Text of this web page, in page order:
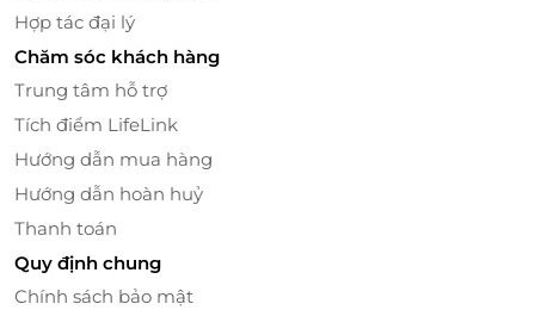
Các mẫu thiết kế của MARC Fashion luôn mang đậm
phong cách phóng khoáng và tự do. Sự kết hợp hài
Hợp tác đại lý
Chăm sóc khách hàng
Trung tâm hỗ trợ
Tích điểm LifeLink
Hướng dẫn mua hàng
Hướng dẫn hoàn huỷ
Thanh toán
Quy định chung
Chính sách bảo mật